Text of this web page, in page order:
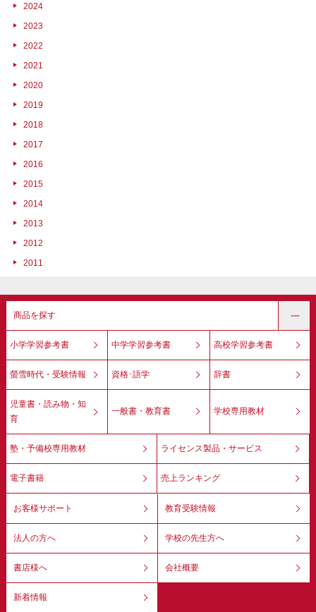
2024
2023
2022
2021
2020
2019
2018
2017
2016
2015
2014
2013
2012
2011
商品を探す
小学学習参考書 中学学習参考書 高校学習参考書
螢雪時代・受験情報 資格･語学 辞書
児童書・読み物・知
育
一般書・教育書 学校専用教材
塾・予備校専用教材 ライセンス製品・サービス
電子書籍 売上ランキング
お客様サポート 教育受験情報
法人の方へ 学校の先生方へ
書店様へ 会社概要
新着情報